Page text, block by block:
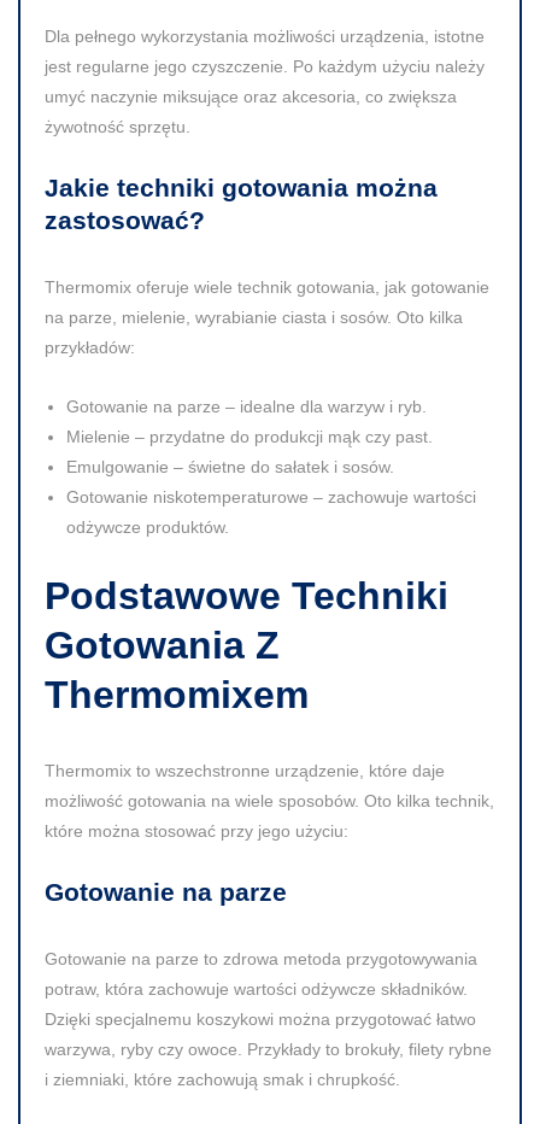
Dla pełnego wykorzystania możliwości urządzenia, istotne
jest regularne jego czyszczenie. Po każdym użyciu należy
umyć naczynie miksujące oraz akcesoria, co zwiększa
żywotność sprzętu.
Jakie techniki gotowania można
zastosować?
Thermomix oferuje wiele technik gotowania, jak gotowanie
na parze, mielenie, wyrabianie ciasta i sosów. Oto kilka
przykładów:
Gotowanie na parze – idealne dla warzyw i ryb.
Mielenie – przydatne do produkcji mąk czy past.
Emulgowanie – świetne do sałatek i sosów.
Gotowanie niskotemperaturowe – zachowuje wartości
odżywcze produktów.
Podstawowe Techniki
Gotowania Z
Thermomixem
Thermomix to wszechstronne urządzenie, które daje
możliwość gotowania na wiele sposobów. Oto kilka technik,
które można stosować przy jego użyciu:
Gotowanie na parze
Gotowanie na parze to zdrowa metoda przygotowywania
potraw, która zachowuje wartości odżywcze składników.
Dzięki specjalnemu koszykowi można przygotować łatwo
warzywa, ryby czy owoce. Przykłady to brokuły, filety rybne
i ziemniaki, które zachowują smak i chrupkość.